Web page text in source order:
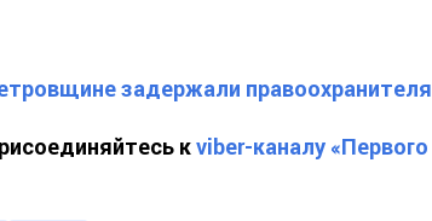
задержали правоохранителя
кviber-каналу «Первого